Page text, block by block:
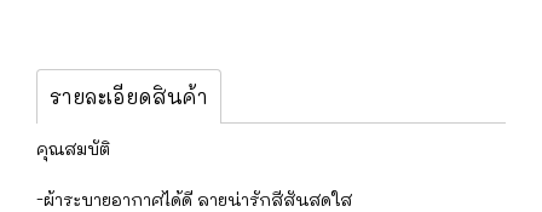
รายละเอียดสินค้า
คุณสมบัติ
-ผ้าระบายอากาศได้ดี ลายน่ารักสีสันสดใส